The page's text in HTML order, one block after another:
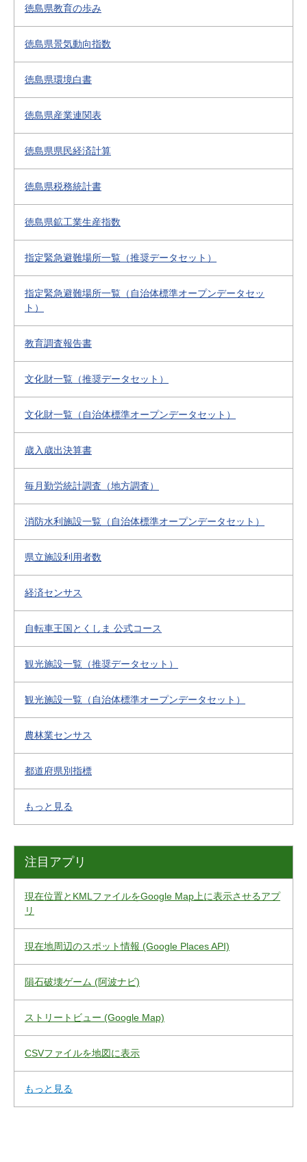
徳島県教育の歩み
徳島県景気動向指数
徳島県環境白書
徳島県産業連関表
徳島県県民経済計算
徳島県税務統計書
徳島県鉱工業生産指数
指定緊急避難場所一覧（推奨データセット）
指定緊急避難場所一覧（自治体標準オープンデータセッ
ト）
教育調査報告書
文化財一覧（推奨データセット）
文化財一覧（自治体標準オープンデータセット）
歳入歳出決算書
毎月勤労統計調査（地方調査）
消防水利施設一覧（自治体標準オープンデータセット）
県立施設利用者数
経済センサス
自転車王国とくしま 公式コース
観光施設一覧（推奨データセット）
観光施設一覧（自治体標準オープンデータセット）
農林業センサス
都道府県別指標
もっと見る
注目アプリ
現在位置とKMLファイルをGoogle Map上に表示させるアプ
リ
現在地周辺のスポット情報 (Google Places API)
隕石破壊ゲーム (阿波ナビ)
ストリートビュー (Google Map)
CSVファイルを地図に表示
もっと見る